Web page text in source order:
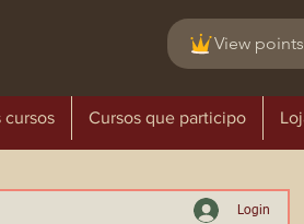
View points
cursos Cursos que participo
Login